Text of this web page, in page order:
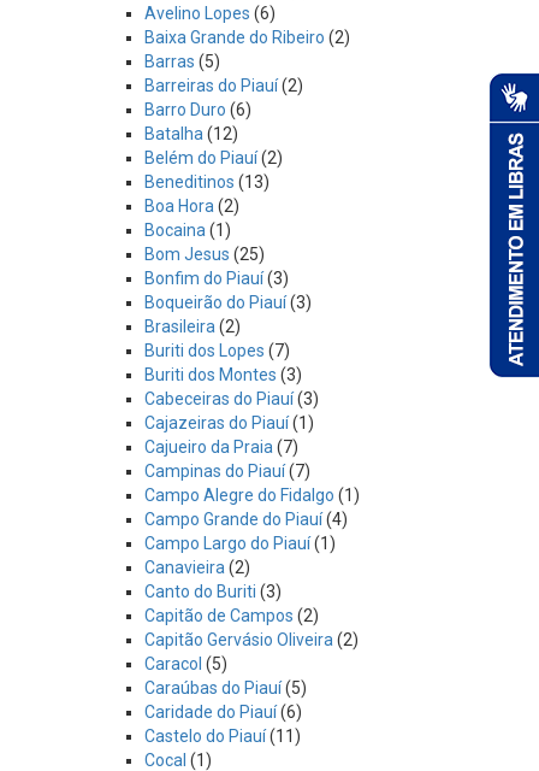
Avelino Lopes (6)
Baixa Grande do Ribeiro (2)
Barras (5)
Barreiras do Piauí(2)
Barro Duro (6)
Batalha (12)
Belém do Piauí(2)
Beneditinos (13)
Boa Hora (2)
Bocaina (1)
Bom Jesus (25)
Bonfim do Piauí(3)
Boqueirão do Piauí(3)
Brasileira (2)
Buriti dos Lopes (7)
Buriti dos Montes (3)
Cabeceiras do Piauí(3)
Cajazeiras do Piauí(1)
Cajueiro da Praia (7)
Campinas do Piauí(7)
Campo Alegre do Fidalgo (1)
Campo Grande do Piauí(4)
Campo Largo do Piauí(1)
Canavieira (2)
Canto do Buriti (3)
Capitão de Campos (2)
Capitão Gervásio Oliveira (2)
Caracol (5)
Caraúbas do Piauí(5)
Caridade do Piauí(6)
Castelo do Piauí(11)
Cocal (1)